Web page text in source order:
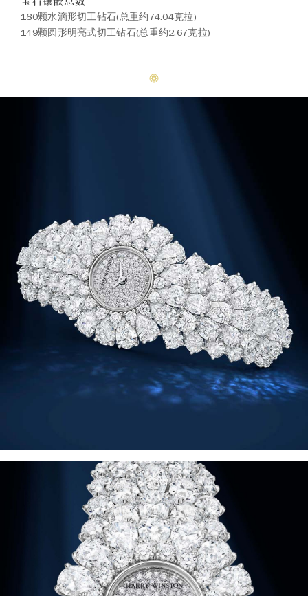
180颗水滴形切工钻石(总重约74.04克拉)
149颗圆形明亮式切工钻石(总重约2.67克拉)